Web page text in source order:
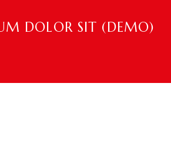
DOLOR SIT (DEMO)